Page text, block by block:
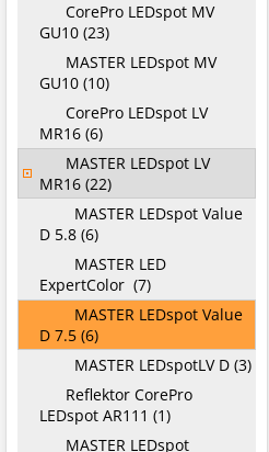
CorePro LEDspot MV
GU10 (23)
MASTER LEDspot MV
GU10 (10)
CorePro LEDspot LV
MR16 (6)
MASTER LEDspot LV
MR16 (22)
MASTER LEDspot Value
D 5.8 (6)
MASTER LED
ExpertColor (7)
MASTER LEDspot Value
D 7.5 (6)
MASTER LEDspotLV D (3)
Reflektor CorePro
LEDspot AR111 (1)
MASTER LEDspot